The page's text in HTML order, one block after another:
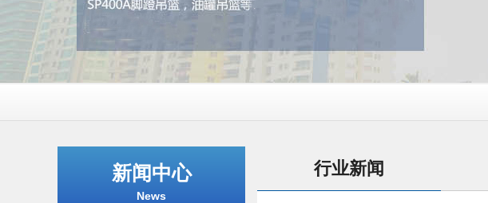
新闻中心
News
行业新闻